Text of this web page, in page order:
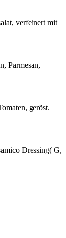
verfeinert mit
Parmesan,
geröst.
Dressing( G,